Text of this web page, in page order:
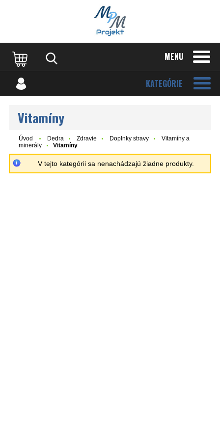
MENU
KATEGÓRIE
Vitamíny
Úvod Dedra Zdravie Doplnky stravy
Vitamíny a
minerály
Vitamíny
V tejto kategórii sa nenachádzajú žiadne produkty.